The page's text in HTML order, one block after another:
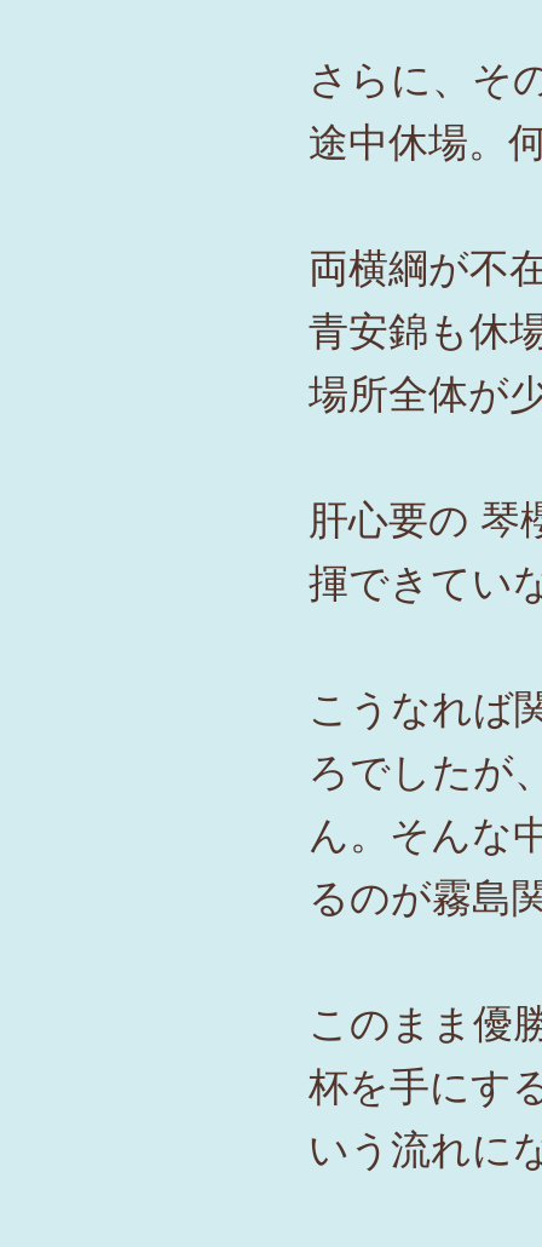
さらに、そ
途中休場。
両横綱が不
青安錦も休
場所全体が
肝心要の 琴
揮できてい
こうなれば
ろでしたが
ん。 そんな
るのが霧島
このまま優
杯を手にす
いう流れに